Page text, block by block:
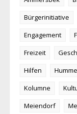
Bürgerinitiative
Engagement
Freizeit
Hilfen
Kolumne
Meiendorf